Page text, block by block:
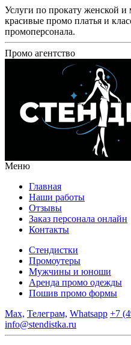
Услуги по прокату женской
красивые промо платья и
промоперсонала.
Промо агентство
Меню
Главная
Наши работы
Отзывы
Заказ персонала онлайн
Контакты
Стендистки
Промоутеры
Мужчины и юноши
Аренда промо одежды
Пошив промо формы
Max, Телеграм, Whatsapp +7
info@stendistka.ru